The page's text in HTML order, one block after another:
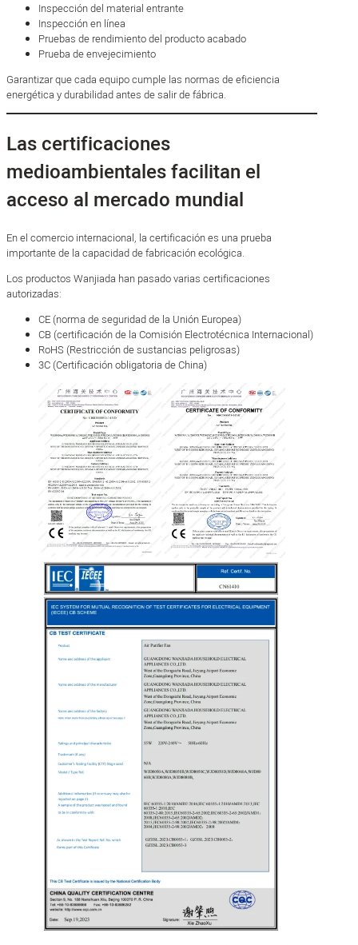
Inspección del material entrante
Inspección en línea
Pruebas de rendimiento del producto acabado
Prueba de envejecimiento
Garantizar que cada equipo cumple las normas de eficiencia
energética y durabilidad antes de salir de fábrica.
Las certificaciones
medioambientales facilitan el
acceso al mercado mundial
En el comercio internacional, la certificación es una prueba
importante de la capacidad de fabricación ecológica.
Los productos Wanjiada han pasado varias certificaciones
autorizadas:
CE (norma de seguridad de la Unión Europea)
CB (certificación de la Comisión Electrotécnica Internacional)
RoHS (Restricción de sustancias peligrosas)
3C (Certificación obligatoria de China)